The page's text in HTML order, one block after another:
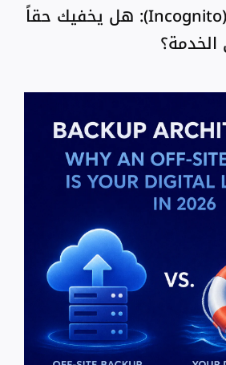
التصفح الخفي (Incognito): هل يخفيك حقاً